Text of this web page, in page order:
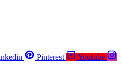
Pinterest
Youtube